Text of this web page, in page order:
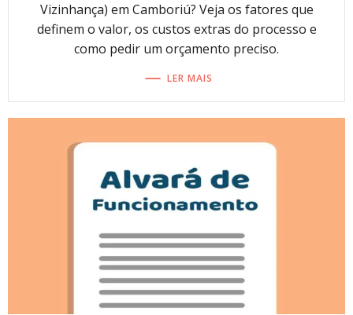
Vizinhança) em Camboriú? Veja os fatores que
definem o valor, os custos extras do processo e
como pedir um orçamento preciso.
LER MAIS